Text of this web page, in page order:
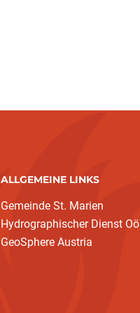
ALLGEMEINE LINKS
Gemeinde St. Marien
Hydrographischer Dienst Oö
GeoSphere Austria